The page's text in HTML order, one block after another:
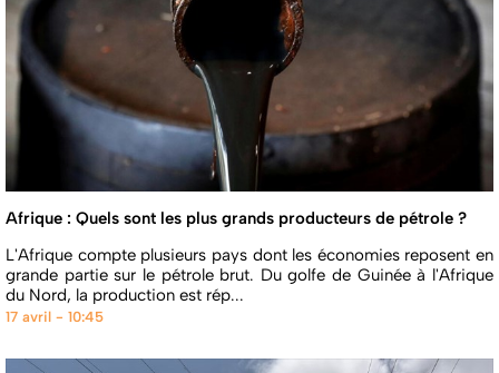
Afrique : Quels sont les plus grands producteurs de pétrole ?
L'Afrique compte plusieurs pays dont les économies reposent en
grande partie sur le pétrole brut. Du golfe de Guinée à l'Afrique
du Nord, la production est rép...
17 avril - 10:45